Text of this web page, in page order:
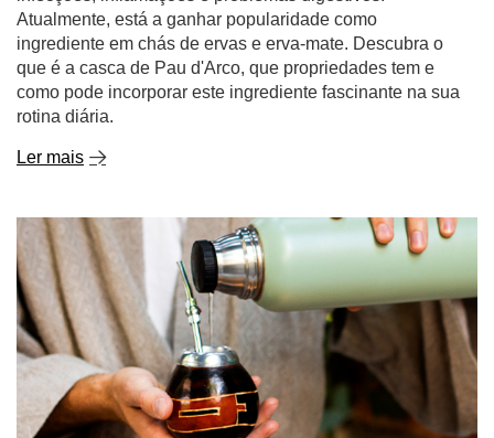
rotina diária.
Ler mais
Como preparar a erva-mate corretamente?